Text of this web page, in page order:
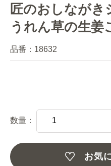
匠のおしなが
うれん草の生
品番： 18632
数量：
お気